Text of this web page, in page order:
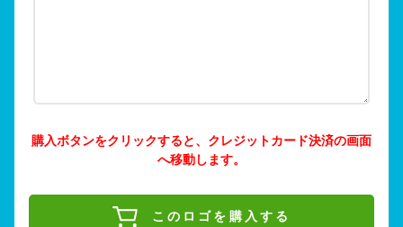
購入ボタンをクリックすると、クレジットカード決済の画面
へ移動します。
このロゴを購入する